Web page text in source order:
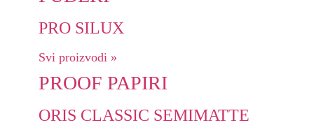
PRO SILUX
Svi proizvodi »
PROOF PAPIRI
ORIS CLASSIC SEMIMATTE